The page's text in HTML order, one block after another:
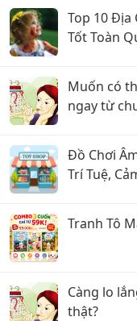
Top 10 Địa
Tốt Toàn
Muốn có
ngay từ
Đồ Chơi
Trí Tuệ,
Tranh Tô
Càng lo
thật?